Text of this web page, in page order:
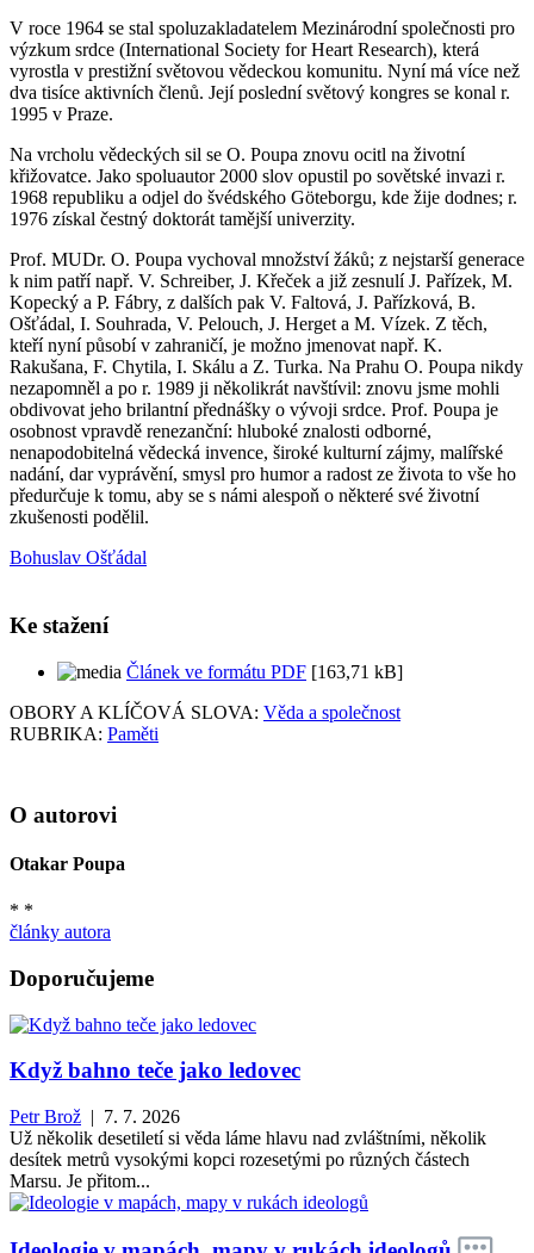
V roce 1964 se stal spoluzakladatelem Mezinárodní společnosti pro
výzkum srdce (International Society for Heart Research), která
vyrostla v prestižní světovou vědeckou komunitu. Nyní má více než
dva tisíce aktivních členů. Její poslední světový kongres se konal r.
1995 v Praze.
Na vrcholu vědeckých sil se O. Poupa znovu ocitl na životní
křižovatce. Jako spoluautor 2000 slov opustil po sovětské invazi r.
1968 republiku a odjel do švédského Göteborgu, kde žije dodnes; r.
1976 získal čestný doktorát tamější univerzity.
Prof. MUDr. O. Poupa vychoval množství žáků; z nejstarší generace
k nim patří např. V. Schreiber, J. Křeček a již zesnulí J. Pařízek, M.
Kopecký a P. Fábry, z dalších pak V. Faltová, J. Pařízková, B.
Ošťádal, I. Souhrada, V. Pelouch, J. Herget a M. Vízek. Z těch,
kteří nyní působí v zahraničí, je možno jmenovat např. K.
Rakušana, F. Chytila, I. Skálu a Z. Turka. Na Prahu O. Poupa nikdy
nezapomněl a po r. 1989 ji několikrát navštívil: znovu jsme mohli
obdivovat jeho brilantní přednášky o vývoji srdce. Prof. Poupa je
osobnost vpravdě renezanční: hluboké znalosti odborné,
nenapodobitelná vědecká invence, široké kulturní zájmy, malířské
nadání, dar vyprávění, smysl pro humor a radost ze života to vše ho
předurčuje k tomu, aby se s námi alespoň o některé své životní
zkušenosti podělil.
Bohuslav Ošťádal
Ke stažení
Článek ve formátu PDF [163,71 kB]
OBORY A KLÍČOVÁ SLOVA: Věda a společnost
RUBRIKA: Paměti
O autorovi
Otakar Poupa
* *
články autora
Doporučujeme
Když bahno teče jako ledovec
Petr Brož | 7. 7. 2026
Už několik desetiletí si věda láme hlavu nad zvláštními, několik
desítek metrů vysokými kopci rozesetými po různých částech
Marsu. Je přitom...